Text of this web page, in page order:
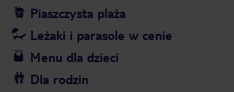
Piaszczysta plaża
Leżaki i parasole w cenie
Menu dla dzieci
Dla rodzin